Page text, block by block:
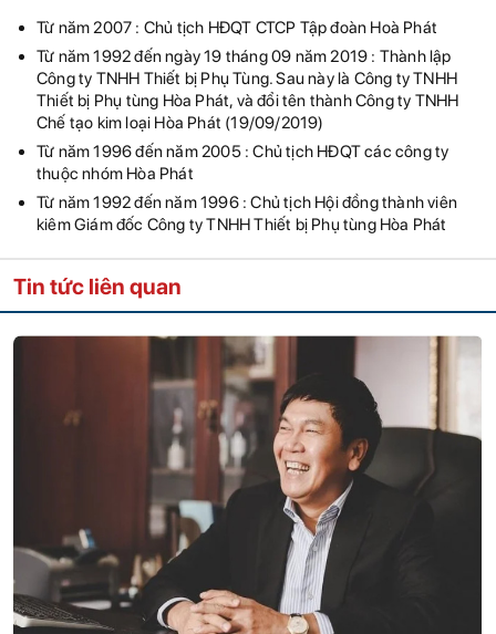
Từ năm 2007 : Chủ tịch HĐQT CTCP Tập đoàn Hoà Phát
Từ năm 1992 đến ngày 19 tháng 09 năm 2019 : Thành lập
Công ty TNHH Thiết bị Phụ Tùng. Sau này là Công ty TNHH
Thiết bị Phụ tùng Hòa Phát, và đổi tên thành Công ty TNHH
Chế tạo kim loại Hòa Phát (19/09/2019)
Từ năm 1996 đến năm 2005 : Chủ tịch HĐQT các công ty
thuộc nhóm Hòa Phát
Từ năm 1992 đến năm 1996 : Chủ tịch Hội đồng thành viên
kiêm Giám đốc Công ty TNHH Thiết bị Phụ tùng Hòa Phát
Tin tức liên quan